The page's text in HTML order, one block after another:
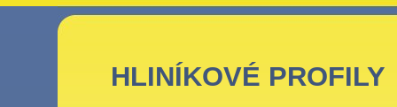
HLINÍKOVÉ PROFILY